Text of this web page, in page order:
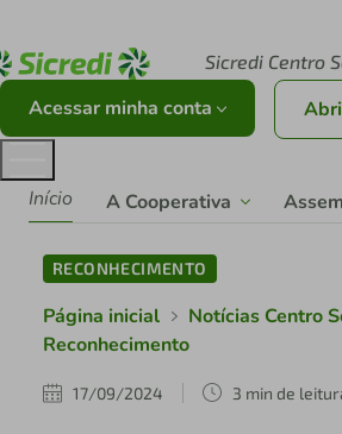
Sicredi Centro
Acessar minha conta
Início A Cooperativa
RECONHECIMENTO
Página inicial
Notícias Centro
Reconhecimento
17/09/2024 3 min de